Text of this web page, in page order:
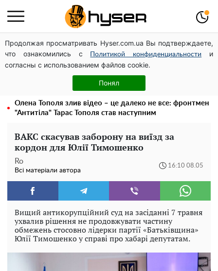
Продолжая просматривать Hyser.com.ua Вы подтверждаете,
что ознакомились с
Политикой конфиденциальности
и
согласны с использованием файлов cookie.
Понял
Українська авіатранспортна асоціація звернулася до
Мінфіну із закликом уніфікувати оподаткування
авіалізингу
Гола Олена Тополя у цікавих позах змусила відвисати
щелепи: злив відео – було лише початком
Олена Тополя злив відео – це далеко не все: фронтмен
"Антитіла" Тарас Тополя став наступним
ВАКС скасував заборону на виїзд за
кордон для Юлії Тимошенко
Ro
Всі матеріали автора
16:10 08.05
Вищий антикорупційний суд на засіданні 7 травня
ухвалив рішення не продовжувати частину
обмежень стосовно лідерки партії «Батьківщина»
Юлії Тимошенко у справі про хабарі депутатам.